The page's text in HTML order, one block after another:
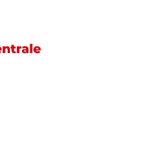
Lebensmittel